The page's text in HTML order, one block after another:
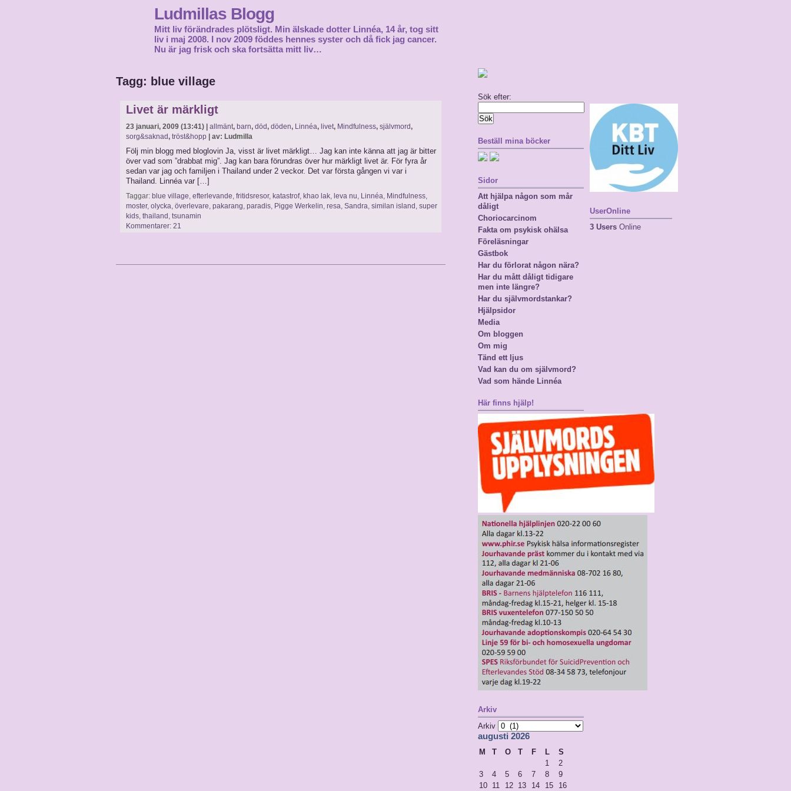
Ludmillas Blogg
Mitt liv förändrades plötsligt. Min älskade dotter Linnéa, 14 år, tog sitt
liv i maj 2008. I nov 2009 föddes hennes syster och då fick jag cancer.
Nu är jag frisk och ska fortsätta mitt liv…
Tagg: blue village
Livet är märkligt
23 januari, 2009 (13:41) | allmänt, barn, död, döden, Linnéa, livet, Mindfulness, självmord,
sorg&saknad, tröst&hopp | av: Ludmilla
Följ min blogg med bloglovin Ja, visst är livet märkligt… Jag kan inte känna att jag är bitter
över vad som ”drabbat mig”. Jag kan bara förundras över hur märkligt livet är. För fyra år
sedan var jag och familjen i Thailand under 2 veckor. Det var första gången vi var i
Thailand. Linnéa var […]
Taggar: blue village, efterlevande, fritidsresor, katastrof, khao lak, leva nu, Linnéa, Mindfulness,
moster, olycka, överlevare, pakarang, paradis, Pigge Werkelin, resa, Sandra, similan island , super
kids, thailand , tsunamin
Kommentarer: 21
Sök efter:
Beställ mina böcker
Sidor
Att hjälpa någon som mår
dåligt
Choriocarcinom
Fakta om psykisk ohälsa
Föreläsningar
Gästbok
Har du förlorat någon nära?
Har du mått dåligt tidigare
men inte längre?
Har du självmordstankar?
Hjälpsidor
Media
Om bloggen
Om mig
Tänd ett ljus
Vad kan du om självmord?
Vad som hände Linnéa
Här finns hjälp!
Arkiv
Arkiv
augusti 2026
M T O T F L
S
1
2
3
4 5 6 7 8
9
10 11 12 13 14 15 16
UserOnline
3 Users Online